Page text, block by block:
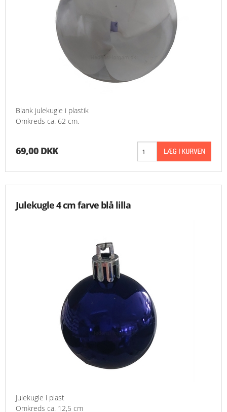
Blank julekugle i plastik
Omkreds ca. 62 cm.
69,00 DKK
Julekugle 4 cm farve blå lilla
Julekugle i plast
Omkreds ca. 12,5 cm